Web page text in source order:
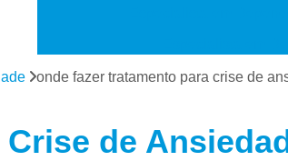
Especialista em
Especialista em
onde fazer tratamento para crise de
de